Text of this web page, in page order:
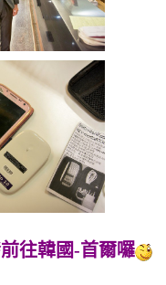
往韓國-首爾囉